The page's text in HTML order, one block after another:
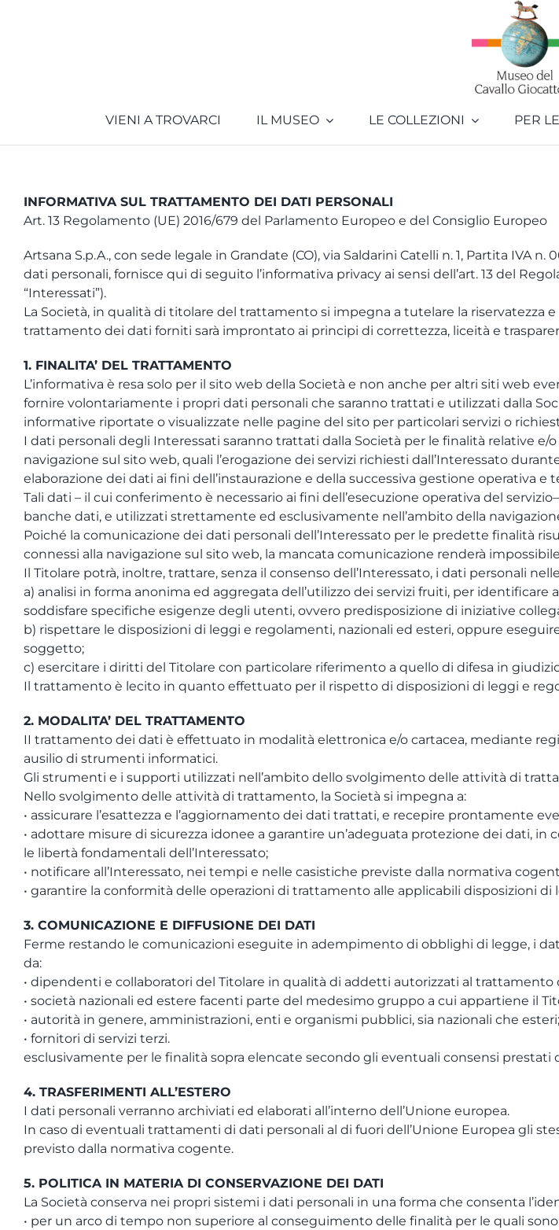
VIENI A TROVARCI IL MUSEO LE COLLEZIONI PER
INFORMATIVA SUL TRATTAMENTO DEI DATI PERSONALI
Art. 13 Regolamento (UE) 2016/679 del Parlamento Europeo e del Consiglio Europeo
Artsana S.p.A., con sede legale in Grandate (CO), via Saldarini Catelli n. 1, Partita IVA
dati personali, fornisce qui di seguito l’informativa privacy ai sensi dell’art. 13 del
“Interessati”).
La Società, in qualità di titolare del trattamento si impegna a tutelare la riservatezza
trattamento dei dati forniti sarà improntato ai principi di correttezza, liceità e
1. FINALITA’ DEL TRATTAMENTO
L’informativa è resa solo per il sito web della Società e non anche per altri siti web
fornire volontariamente i propri dati personali che saranno trattati e utilizzati dalla
informative riportate o visualizzate nelle pagine del sito per particolari servizi o
I dati personali degli Interessati saranno trattati dalla Società per le finalità relative e/
navigazione sul sito web, quali l’erogazione dei servizi richiesti dall’Interessato
elaborazione dei dati ai fini dell’instaurazione e della successiva gestione operativa e
Tali dati – il cui conferimento è necessario ai fini dell’esecuzione operativa del
banche dati, e utilizzati strettamente ed esclusivamente nell’ambito della
Poiché la comunicazione dei dati personali dell’Interessato per le predette finalità
connessi alla navigazione sul sito web, la mancata comunicazione renderà
Il Titolare potrà, inoltre, trattare, senza il consenso dell’Interessato, i dati personali
a) analisi in forma anonima ed aggregata dell’utilizzo dei servizi fruiti, per
soddisfare specifiche esigenze degli utenti, ovvero predisposizione di iniziative
b) rispettare le disposizioni di leggi e regolamenti, nazionali ed esteri, oppure
soggetto;
c) esercitare i diritti del Titolare con particolare riferimento a quello di difesa in
Il trattamento è lecito in quanto effettuato per il rispetto di disposizioni di leggi e
2. MODALITA’ DEL TRATTAMENTO
II trattamento dei dati è effettuato in modalità elettronica e/o cartacea, mediante
ausilio di strumenti informatici.
Gli strumenti e i supporti utilizzati nell’ambito dello svolgimento delle attività di
Nello svolgimento delle attività di trattamento, la Società si impegna a:
• assicurare l’esattezza e l’aggiornamento dei dati trattati, e recepire prontamente
• adottare misure di sicurezza idonee a garantire un’adeguata protezione dei dati,
le libertà fondamentali dell’Interessato;
• notificare all’Interessato, nei tempi e nelle casistiche previste dalla normativa
• garantire la conformità delle operazioni di trattamento alle applicabili disposizioni di
3. COMUNICAZIONE E DIFFUSIONE DEI DATI
Ferme restando le comunicazioni eseguite in adempimento di obblighi di legge, i
da:
• dipendenti e collaboratori del Titolare in qualità di addetti autorizzati al trattamento
• società nazionali ed estere facenti parte del medesimo gruppo a cui appartiene il
• autorità in genere, amministrazioni, enti e organismi pubblici, sia nazionali che esteri;
• fornitori di servizi terzi.
esclusivamente per le finalità sopra elencate secondo gli eventuali consensi prestati
4. TRASFERIMENTI ALL’ESTERO
I dati personali verranno archiviati ed elaborati all’interno dell’Unione europea.
In caso di eventuali trattamenti di dati personali al di fuori dell’Unione Europea gli
previsto dalla normativa cogente.
5. POLITICA IN MATERIA DI CONSERVAZIONE DEI DATI
La Società conserva nei propri sistemi i dati personali in una forma che consenta
• per un arco di tempo non superiore al conseguimento delle finalità per le quali